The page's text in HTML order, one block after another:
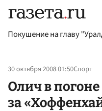
Покушение на главу
30 октября 2008 01:50Спорт
Олич в погоне
за